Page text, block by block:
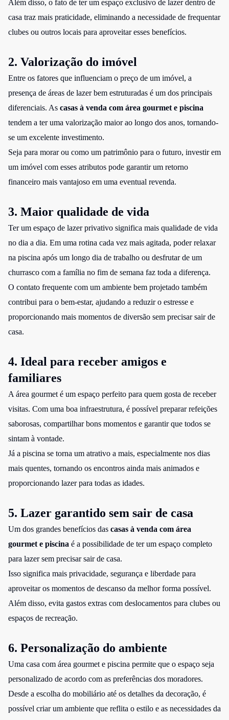
Além disso, o fato de ter um espaço exclusivo de lazer dentro de
casa traz mais praticidade, eliminando a necessidade de frequentar
clubes ou outros locais para aproveitar esses benefícios.
2. Valorização do imóvel
Entre os fatores que influenciam o preço de um imóvel, a
presença de áreas de lazer bem estruturadas é um dos principais
diferenciais. As casas à venda com área gourmet e piscina
tendem a ter uma valorização maior ao longo dos anos, tornando-
se um excelente investimento.
Seja para morar ou como um patrimônio para o futuro, investir em
um imóvel com esses atributos pode garantir um retorno
financeiro mais vantajoso em uma eventual revenda.
3. Maior qualidade de vida
Ter um espaço de lazer privativo significa mais qualidade de vida
no dia a dia. Em uma rotina cada vez mais agitada, poder relaxar
na piscina após um longo dia de trabalho ou desfrutar de um
churrasco com a família no fim de semana faz toda a diferença.
O contato frequente com um ambiente bem projetado também
contribui para o bem-estar, ajudando a reduzir o estresse e
proporcionando mais momentos de diversão sem precisar sair de
casa.
4. Ideal para receber amigos e
familiares
A área gourmet é um espaço perfeito para quem gosta de receber
visitas. Com uma boa infraestrutura, é possível preparar refeições
saborosas, compartilhar bons momentos e garantir que todos se
sintam à vontade.
Já a piscina se torna um atrativo a mais, especialmente nos dias
mais quentes, tornando os encontros ainda mais animados e
proporcionando lazer para todas as idades.
5. Lazer garantido sem sair de casa
Um dos grandes benefícios das casas à venda com área
gourmet e piscina é a possibilidade de ter um espaço completo
para lazer sem precisar sair de casa.
Isso significa mais privacidade, segurança e liberdade para
aproveitar os momentos de descanso da melhor forma possível.
Além disso, evita gastos extras com deslocamentos para clubes ou
espaços de recreação.
6. Personalização do ambiente
Uma casa com área gourmet e piscina permite que o espaço seja
personalizado de acordo com as preferências dos moradores.
Desde a escolha do mobiliário até os detalhes da decoração, é
possível criar um ambiente que reflita o estilo e as necessidades da